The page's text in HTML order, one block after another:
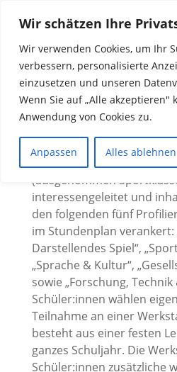
Wir schätzen Ihre
Wir verwenden Cookies, um Ihr
verbessern, personalisierte
einzusetzen und unseren
Wenn Sie auf „Alle akzeptieren"
Anwendung von Cookies zu.
Anpassen Alles ablehnen
Werkstatt-
Der Werkstatt-Unterricht
alle Schüler:innen der
(ausgenommen
interessengeleitet und
den folgenden fünf
im Stundenplan verankert:
Darstellendes Spiel“,
„Sprache & Kultur“,
sowie „Forschung, Technik
Schüler:innen wählen
Teilnahme an einer
besteht aus einer festen
ganzes Schuljahr. Die
Schüler:innen zusätzliche